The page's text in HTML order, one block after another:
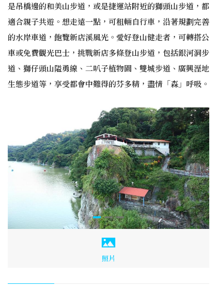
是吊橋邊的和美山步道，或是捷運站附近的獅頭山步道，都
適合親子共遊。想走遠一點，可租輛自行車，沿著規劃完善
的水岸車道，飽覽新店溪風光。愛好登山健走者，可轉搭公
車或免費觀光巴士，挑戰新店多條登山步道，包括銀河洞步
道、獅仔頭山隘勇線、二叭子植物園、雙城步道、廣興溼地
生態步道等，享受都會中難得的芬多精，盡情「森」呼吸。
照片